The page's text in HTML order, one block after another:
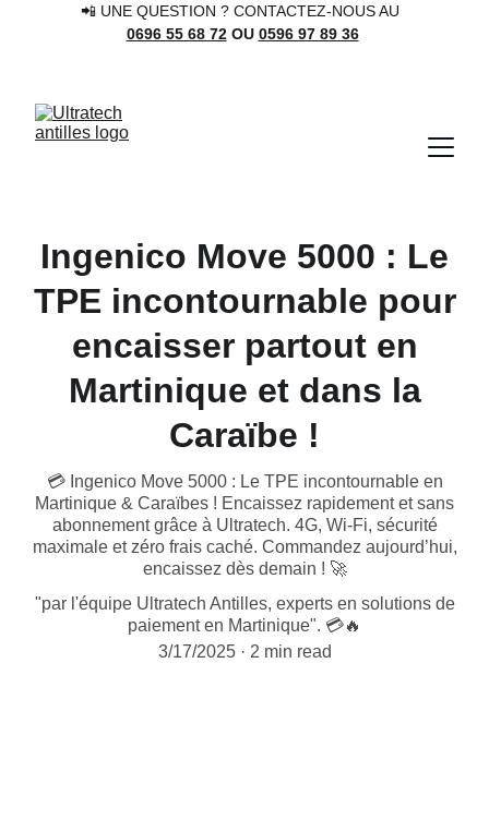
📲 UNE QUESTION ? CONTACTEZ-NOUS AU
0696 55 68 72 OU 0596 97 89 36
Ingenico Move 5000 : Le
TPE incontournable pour
encaisser partout en
Martinique et dans la
Caraïbe !
💳 Ingenico Move 5000 : Le TPE incontournable en
Martinique & Caraïbes ! Encaissez rapidement et sans
abonnement grâce à Ultratech. 4G, Wi-Fi, sécurité
maximale et zéro frais caché. Commandez aujourd’hui,
encaissez dès demain ! 🚀
"par l'équipe Ultratech Antilles, experts en solutions de
paiement en Martinique". 💳🔥
3/17/2025
2 min read